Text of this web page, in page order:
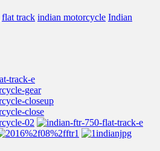
flat track indian motorcycle Indian